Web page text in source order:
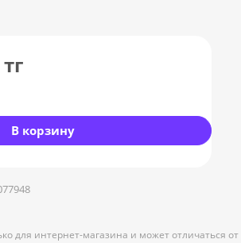
тг
В корзину
для интернет-магазина и может отличаться от